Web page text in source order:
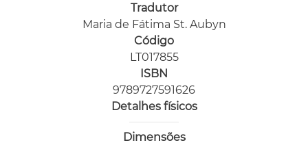
Tradutor
Maria de Fátima St. Aubyn
Código
LT017855
ISBN
9789727591626
Detalhes físicos
Dimensões